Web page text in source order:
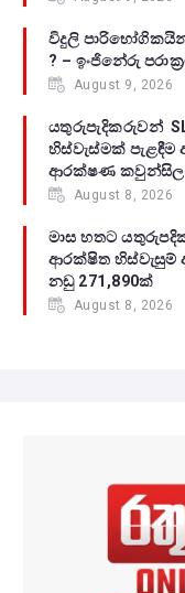
විදුලි
? – ඉංජිනේරු
August 9, 2026
යතුරුපැදිකරුවන්
හිස්වැස්මක් පැළඳීම
ආරක්ෂණ
August 8, 2026
මාස හතට
ආරක්ෂිත හිස්වැසුම්
නඩු 271,890ක්
August 8, 2026